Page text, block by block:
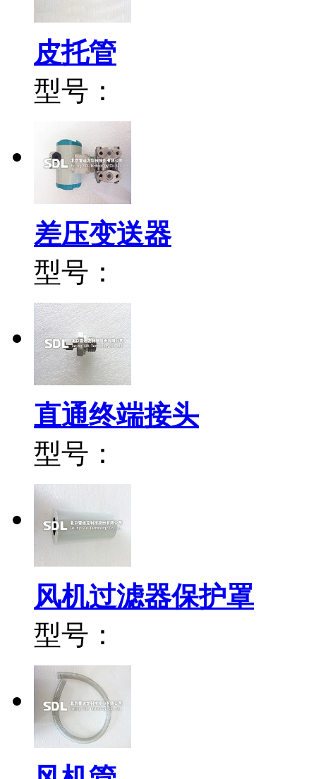
皮托管
型号：
差压变送器
型号：
直通终端接头
型号：
风机过滤器保护罩
型号：